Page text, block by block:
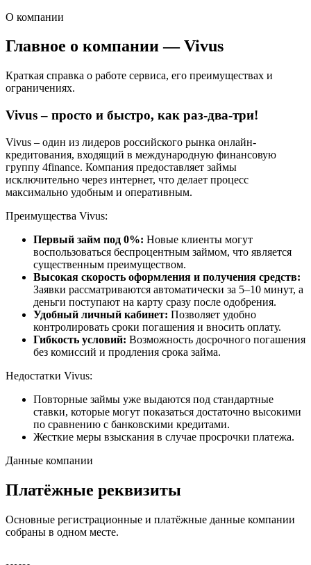
О компании
Главное о компании — Vivus
Краткая справка о работе сервиса, его преимуществах и
ограничениях.
Vivus – просто и быстро, как раз-два-три!
Vivus – один из лидеров российского рынка онлайн-
кредитования, входящий в международную финансовую
группу 4finance. Компания предоставляет займы
исключительно через интернет, что делает процесс
максимально удобным и оперативным.
Преимущества Vivus:
Первый займ под 0%: Новые клиенты могут
воспользоваться беспроцентным займом, что является
существенным преимуществом.
Высокая скорость оформления и получения средств:
Заявки рассматриваются автоматически за 5–10 минут, а
деньги поступают на карту сразу после одобрения.
Удобный личный кабинет: Позволяет удобно
контролировать сроки погашения и вносить оплату.
Гибкость условий: Возможность досрочного погашения
без комиссий и продления срока займа.
Недостатки Vivus:
Повторные займы уже выдаются под стандартные
ставки, которые могут показаться достаточно высокими
по сравнению с банковскими кредитами.
Жесткие меры взыскания в случае просрочки платежа.
Данные компании
Платёжные реквизиты
Основные регистрационные и платёжные данные компании
собраны в одном месте.